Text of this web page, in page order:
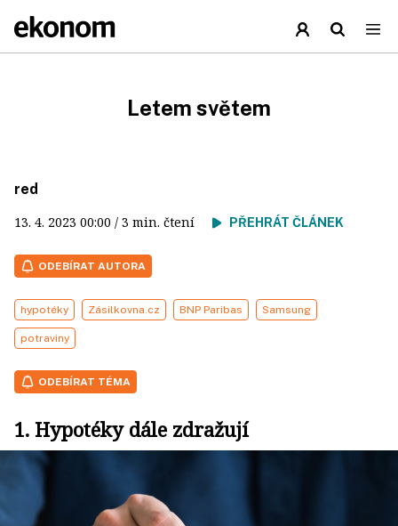
Letem světem
red
13. 4. 2023 00:00 / 3 min. čtení PŘEHRÁT ČLÁNEK
ODEBÍRAT AUTORA
hypotéky Zásilkovna.cz BNP Paribas Samsung
potraviny
ODEBÍRAT TÉMA
1. Hypotéky dále zdražují